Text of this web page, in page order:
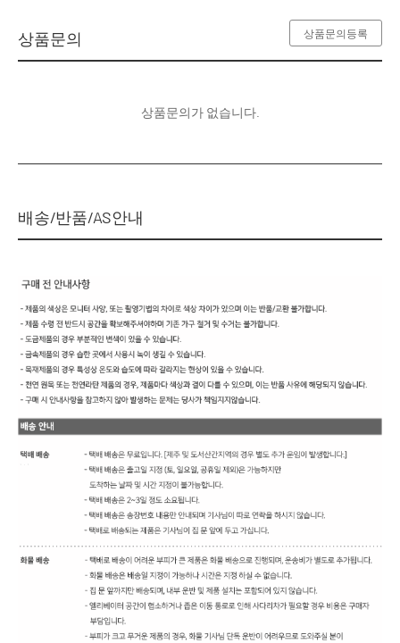
상품문의 상품문의등록
상품문의가 없습니다.
배송/반품/AS안내